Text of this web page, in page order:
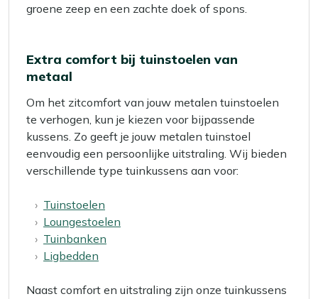
groene zeep en een zachte doek of spons.
Extra comfort bij tuinstoelen van
metaal
Om het zitcomfort van jouw metalen tuinstoelen
te verhogen, kun je kiezen voor bijpassende
kussens. Zo geeft je jouw metalen tuinstoel
eenvoudig een persoonlijke uitstraling. Wij bieden
verschillende type tuinkussens aan voor:
Tuinstoelen
Loungestoelen
Tuinbanken
Ligbedden
Naast comfort en uitstraling zijn onze tuinkussens